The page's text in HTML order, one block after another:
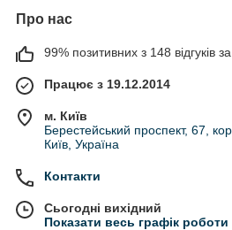
Про нас
99% позитивних з 148 відгуків за
Працює з 19.12.2014
м. Київ
Берестейський проспект, 67,
Київ, Україна
Контакти
Сьогодні вихідний
Показати весь графік роботи